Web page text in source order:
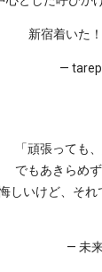
新宿着いた
—
「頑張っても
でもあきらめ
しいけど、それ
— 未